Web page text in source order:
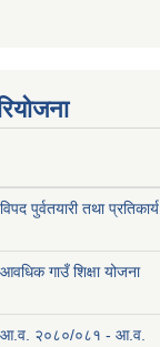
पुर्वतयारी तथा प्रतिकार्य
गाउँ शिक्षा योजना
आ.व. २०८०/०८१ - आ.व.